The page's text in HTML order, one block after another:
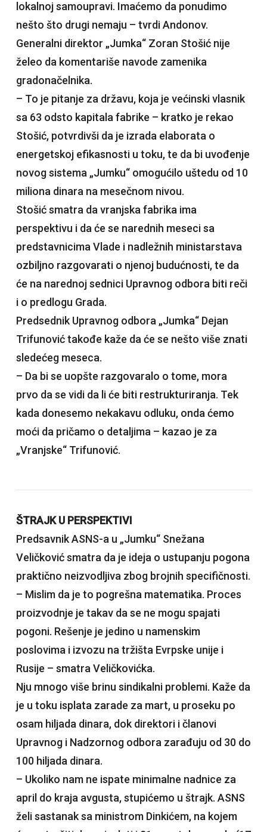
lokalnoj samoupravi. Imaćemo da ponudimo
nešto što drugi nemaju – tvrdi Andonov.
Generalni direktor „Jumka“ Zoran Stošić nije
želeo da komentariše navode zamenika
gradonačelnika.
– To je pitanje za državu, koja je većinski vlasnik
sa 63 odsto kapitala fabrike – kratko je rekao
Stošić, potvrdivši da je izrada elaborata o
energetskoj efikasnosti u toku, te da bi uvođenje
novog sistema „Jumku“ omogućilo uštedu od 10
miliona dinara na mesečnom nivou.
Stošić smatra da vranjska fabrika ima
perspektivu i da će se narednih meseci sa
predstavnicima Vlade i nadležnih ministarstava
ozbiljno razgovarati o njenoj budućnosti, te da
će na narednoj sednici Upravnog odbora biti reči
i o predlogu Grada.
Predsednik Upravnog odbora „Jumka“ Dejan
Trifunović takođe kaže da će se nešto više znati
sledećeg meseca.
– Da bi se uopšte razgovaralo o tome, mora
prvo da se vidi da li će biti restrukturiranja. Tek
kada donesemo nekakavu odluku, onda ćemo
moći da pričamo o detaljima – kazao je za
„Vranjske“ Trifunović.
ŠTRAJK U PERSPEKTIVI
Predsavnik ASNS-a u „Jumku“ Snežana
Veličković smatra da je ideja o ustupanju pogona
praktično neizvodljiva zbog brojnih specifičnosti.
– Mislim da je to pogrešna matematika. Proces
proizvodnje je takav da se ne mogu spajati
pogoni. Rešenje je jedino u namenskim
poslovima i izvozu na tržišta Evrpske unije i
Rusije – smatra Veličkovićka.
Nju mnogo više brinu sindikalni problemi. Kaže da
je u toku isplata zarade za mart, u proseku po
osam hiljada dinara, dok direktori i članovi
Upravnog i Nadzornog odbora zarađuju od 30 do
100 hiljada dinara.
– Ukoliko nam ne ispate minimalne nadnice za
april do kraja avgusta, stupićemo u štrajk. ASNS
želi sastanak sa ministrom Dinkićem, na kojem